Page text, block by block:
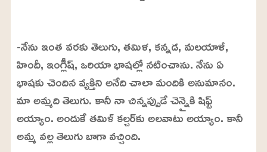
n
m
u
t
e
a
d
d
2
4
.
6
3
%
-నేను ఇంత వరకు తెలుగు, తమిళ, కన్నడ, మలయాళీ,
హిందీ, ఇంగ్లీష్, ఒరియా భాషల్లో నటించాను. నేను ఏ
భాషకు చెందిన వ్యక్తిని అనేది చాలా మందికి అనుమానం.
మా అమ్మది తెలుగు. కానీ నా చిన్నప్పుడే చెన్నైకి షిఫ్ట్
అయ్యాం. అందుకే తమిళ్ కల్చర్‌కు అలవాటు అయ్యాం. కానీ
అమ్మ వల్ల తెలుగు బాగా వచ్చింది.